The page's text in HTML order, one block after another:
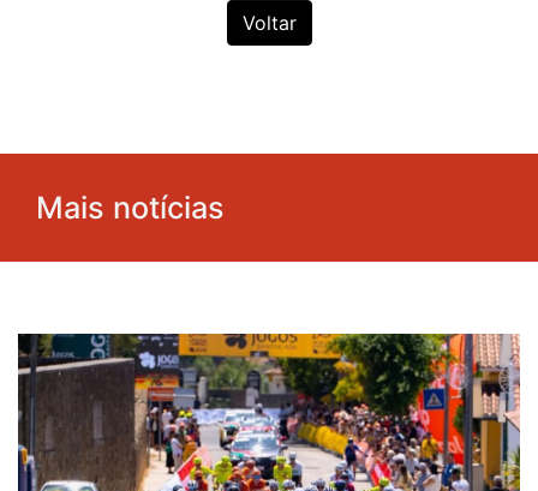
Voltar
Mais notícias